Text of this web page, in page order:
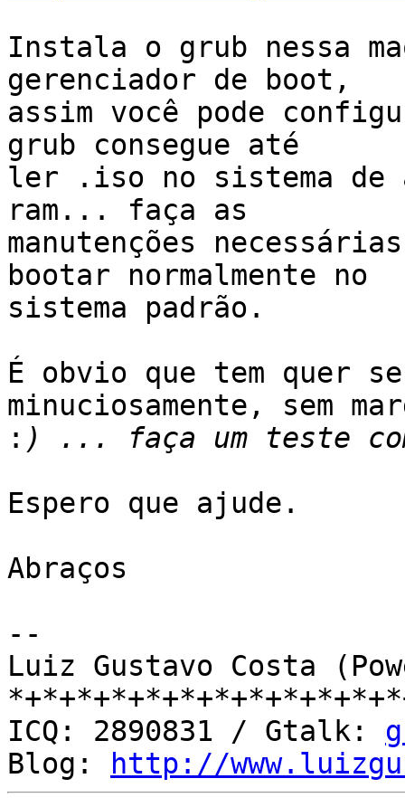
Instala o grub nessa
gerenciador de boot,
assim você pode
grub consegue até
ler .iso no sistema de
ram... faça as
manutenções
bootar normalmente no
sistema padrão.
É obvio que tem quer
minuciosamente, sem
:
Espero que ajude.
Abraços
--
Luiz Gustavo Costa
ICQ: 2890831 / Gtalk:
Blog:
http://